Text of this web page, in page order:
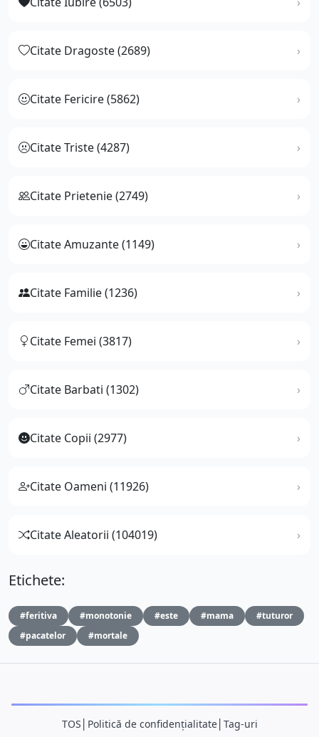
Citate Dragoste (2689)
Citate Fericire (5862)
Citate Triste (4287)
Citate Prietenie (2749)
Citate Amuzante (1149)
Citate Familie (1236)
Citate Femei (3817)
Citate Barbati (1302)
Citate Copii (2977)
Citate Oameni (11926)
Citate Aleatorii (104019)
Etichete:
#feritiva #monotonie #este #mama
#tuturor
#pacatelor
#mortale
TOS Politică de confidențialitate│ Tag-uri